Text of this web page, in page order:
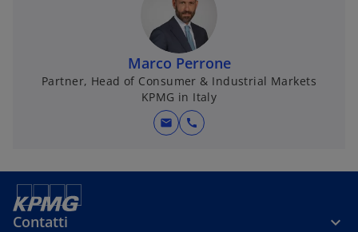
Marco Perrone
Partner, Head of Consumer & Industrial Markets
KPMG in Italy
mail call
Contatti